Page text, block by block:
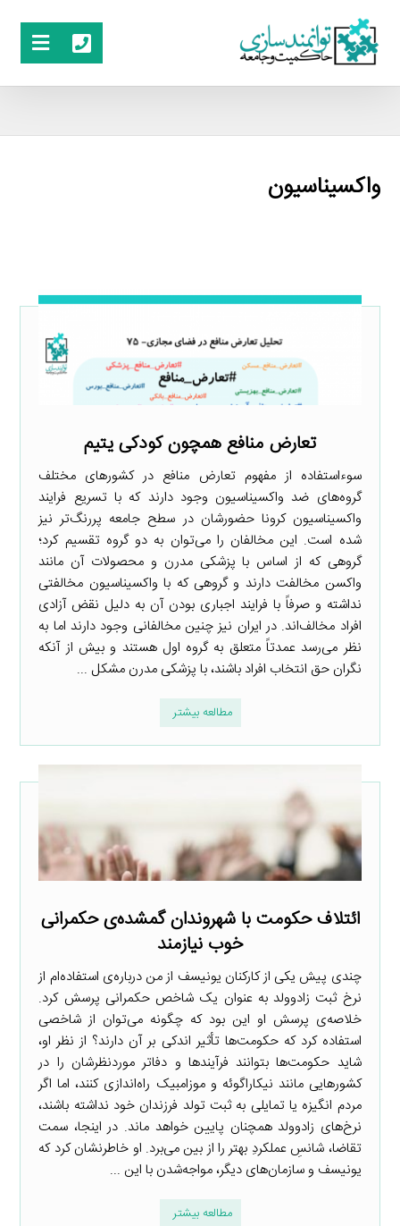
واکسیناسیون
تعارض منافع همچون کودکی یتیم
سوءاستفاده از مفهوم تعارض منافع در کشورهای مختلف
گروه‌های ضد واکسیناسیون وجود دارند که با تسریع فرایند
واکسیناسیون کرونا حضورشان در سطح جامعه پررنگ‌تر نیز
شده است. این مخالفان را می‌توان به دو گروه تقسیم کرد؛
گروهی که از اساس با پزشکی مدرن و محصولات آن مانند
واکسن مخالفت دارند و گروهی که با واکسیناسیون مخالفتی
نداشته و صرفاً با فرایند اجباری بودن آن به دلیل نقض آزادی
افراد مخالف‌اند. در ایران نیز چنین مخالفانی وجود دارند اما به
نظر می‌رسد عمدتاً متعلق به گروه اول هستند و بیش از آنکه
نگران حق انتخاب افراد باشند، با پزشکی مدرن مشکل ...
مطالعه بیشتر
ائتلاف حکومت با شهروندان گمشده‌ی حکمرانی
خوب نیازمند
چندی پیش یکی از کارکنان یونیسف از من درباره‌ی استفاده‌ام از
نرخ ثبت زادوولد به عنوان یک شاخص حکمرانی پرسش کرد.
خلاصه‌ی پرسش او این بود که چگونه می‌توان از شاخصی
استفاده کرد که حکومت‌ها تأثیر اندکی بر آن دارند؟ از نظر او،
شاید حکومت‌ها بتوانند فرآیندها و دفاتر موردنظرشان را در
کشورهایی مانند نیکاراگوئه و موزامبیک راه‌اندازی کنند، اما اگر
مردم انگیزه یا تمایلی به ثبت تولد فرزندان خود نداشته باشند،
نرخ‌های زادوولد همچنان پایین خواهد ماند. در اینجا، سمت
تقاضا، شانسِ عملکردِ بهتر را از بین می‌برد. او خاطرنشان کرد که
یونیسف و سازمان‌های دیگر، مواجه‌شدن با این ...
مطالعه بیشتر